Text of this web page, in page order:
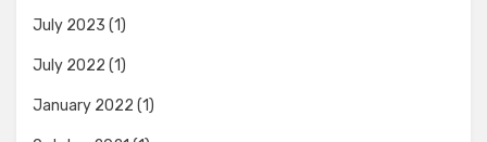
July 2023 (1)
July 2022 (1)
January 2022 (1)